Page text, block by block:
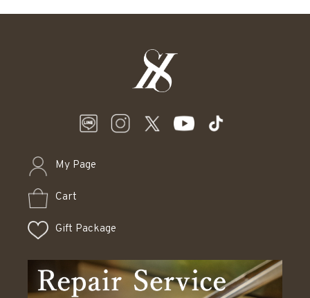
My Page
Cart
Gift Package